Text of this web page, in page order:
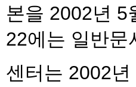
본을 2002년 5
22에는 일반문
센터는 2002